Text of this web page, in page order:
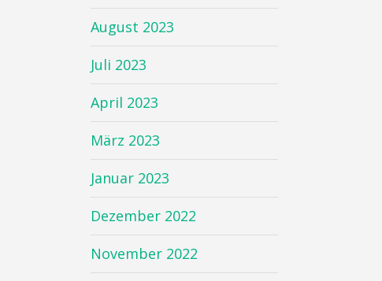
August 2023
Juli 2023
April 2023
März 2023
Januar 2023
Dezember 2022
November 2022